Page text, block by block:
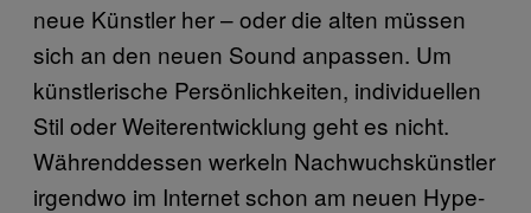
neue Künstler her – oder die alten müssen
sich an den neuen Sound anpassen. Um
künstlerische Persönlichkeiten, individuellen
Stil oder Weiterentwicklung geht es nicht.
Währenddessen werkeln Nachwuchskünstler
irgendwo im Internet schon am neuen Hype-